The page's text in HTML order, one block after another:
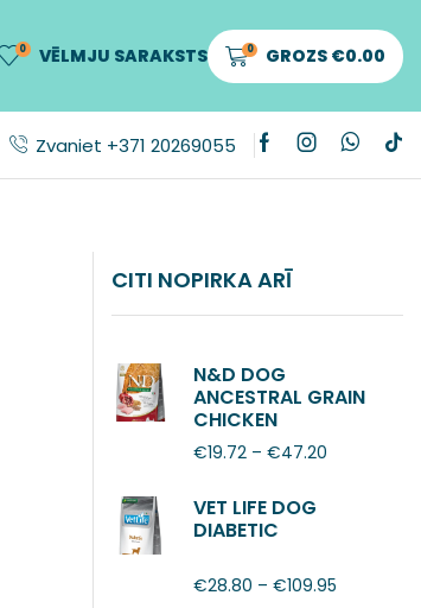
0 VĒLMJU SARAKSTS 0 GROZS €0.00
Zvaniet +371 20269055
CITI NOPIRKA ARĪ
N&D DOG
ANCESTRAL GRAIN
CHICKEN
POMEGRANATE
ADULT MINI
€19.72 – €47.20
VET LIFE DOG
DIABETIC
€28.80 – €109.95